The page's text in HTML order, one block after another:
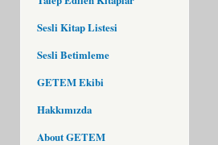
Sesli Kitap Listesi
Sesli Betimleme
GETEM Ekibi
Hakkımızda
About GETEM